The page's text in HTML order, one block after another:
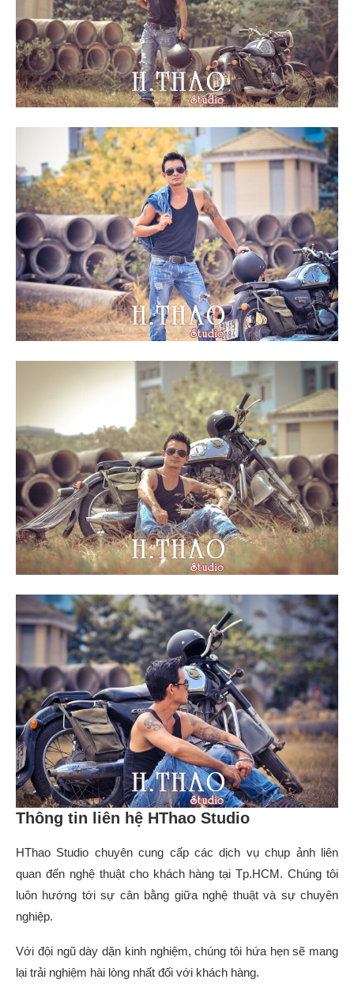
Thông tin liên hệ HThao Studio
HThao Studio chuyên cung cấp các dịch vụ chụp ảnh liên
quan đến nghệ thuật cho khách hàng tại Tp.HCM. Chúng tôi
luôn hướng tới sự cân bằng giữa nghệ thuật và sự chuyên
nghiệp.
Với đội ngũ dày dặn kinh nghiệm, chúng tôi hứa hẹn sẽ mang
lại trải nghiệm hài lòng nhất đối với khách hàng.